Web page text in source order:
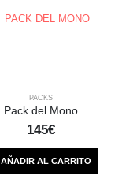
PACKS
Pack del Mono
145€
AÑADIR AL CARRITO